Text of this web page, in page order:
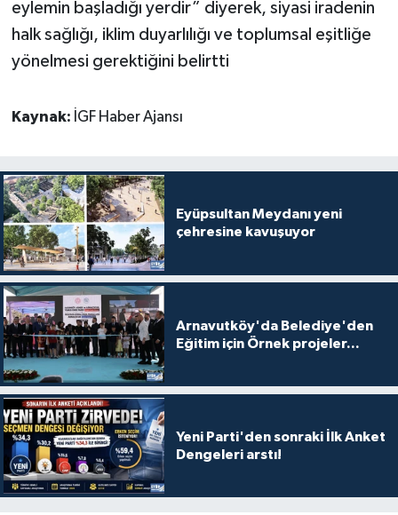
eylemin başladığı yerdir” diyerek, siyasi iradenin
halk sağlığı, iklim duyarlılığı ve toplumsal eşitliğe
yönelmesi gerektiğini belirtti
Kaynak: İGF Haber Ajansı
Eyüpsultan Meydanı yeni
çehresine kavuşuyor
Arnavutköy'da Belediye'den
Eğitim için Örnek projeler...
Yeni Parti'den sonraki İlk Anket
Dengeleri arstı!